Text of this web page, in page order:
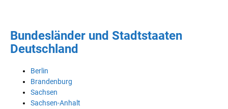
Bundesländer und Stadtstaaten
Deutschland
Berlin
Brandenburg
Sachsen
Sachsen-Anhalt